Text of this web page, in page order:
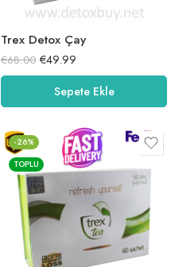
Trex Detox Çay
€68.00 €49.99
Sepete Ekle
-26%
TOPLU